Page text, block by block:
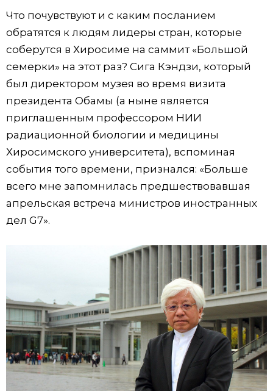
Что почувствуют и с каким посланием
обратятся к людям лидеры стран, которые
соберутся в Хиросиме на саммит «Большой
семерки» на этот раз? Сига Кэндзи, который
был директором музея во время визита
президента Обамы (а ныне является
приглашенным профессором НИИ
радиационной биологии и медицины
Хиросимского университета), вспоминая
события того времени, признался: «Больше
всего мне запомнилась предшествовавшая
апрельская встреча министров иностранных
дел G7».